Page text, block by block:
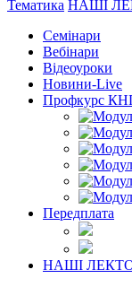
Тематика НАШІ
Семінари
Вебінари
Відеоуроки
Новини-Live
Профкурс
Передплата
НАШІ